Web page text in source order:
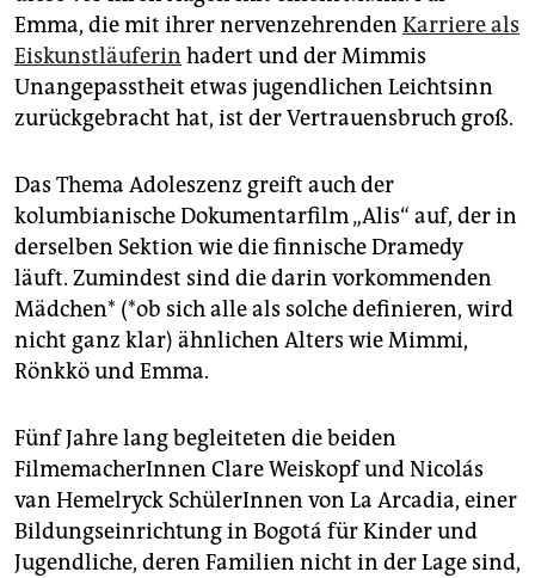
Emma, die mit ihrer nervenzehrenden Karriere als
Eiskunstläuferin hadert und der Mimmis
Unangepasstheit etwas jugendlichen Leichtsinn
zurückgebracht hat, ist der Vertrauensbruch groß.
Das Thema Adoleszenz greift auch der
kolumbianische Dokumentarfilm „Alis“ auf, der in
derselben Sektion wie die finnische Dramedy
läuft. Zumindest sind die darin vorkommenden
Mädchen* (*ob sich alle als solche definieren, wird
nicht ganz klar) ähnlichen Alters wie Mimmi,
Rönkkö und Emma.
Fünf Jahre lang begleiteten die beiden
FilmemacherInnen Clare Weiskopf und Nicolás
van Hemelryck SchülerInnen von La Arcadia, einer
Bildungseinrichtung in Bogotá für Kinder und
Jugendliche, deren Familien nicht in der Lage sind,